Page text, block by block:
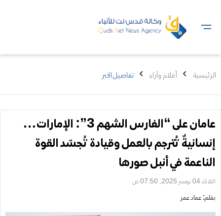
الرئيسية أقلام وآراء تفاصيل الخبر
عامان على “الفارس الشهم 3”: الإمارات…
إنسانيةٌ تُترجم بالعمل وقيادة تُجسّد القوة
الناعمة في أنبل صورها
الثلاثاء 04 نوفمبر 2025, 07:50 ص
بقلم: عماد عمر